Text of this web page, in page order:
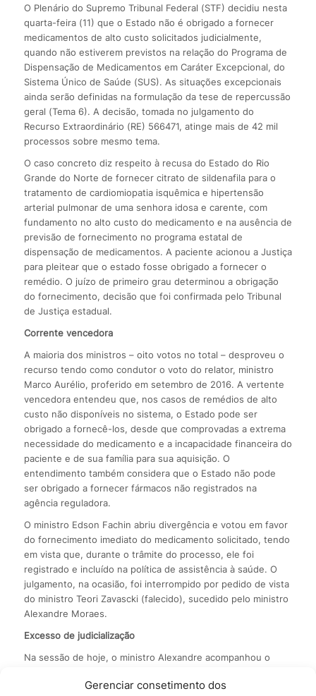
Gerenciar consetimento dos
O Plenário do Supremo Tribunal Federal (STF) decidiu nesta
quarta-feira (11) que o Estado não é obrigado a fornecer
medicamentos de alto custo solicitados judicialmente,
quando não estiverem previstos na relação do Programa de
Dispensação de Medicamentos em Caráter Excepcional, do
Sistema Único de Saúde (SUS). As situações excepcionais
ainda serão definidas na formulação da tese de repercussão
geral (Tema 6). A decisão, tomada no julgamento do
Recurso Extraordinário (RE) 566471, atinge mais de 42 mil
processos sobre mesmo tema.
O caso concreto diz respeito à recusa do Estado do Rio
Grande do Norte de fornecer citrato de sildenafila para o
tratamento de cardiomiopatia isquêmica e hipertensão
arterial pulmonar de uma senhora idosa e carente, com
fundamento no alto custo do medicamento e na ausência de
previsão de fornecimento no programa estatal de
dispensação de medicamentos. A paciente acionou a Justiça
para pleitear que o estado fosse obrigado a fornecer o
remédio. O juízo de primeiro grau determinou a obrigação
do fornecimento, decisão que foi confirmada pelo Tribunal
de Justiça estadual.
Corrente vencedora
A maioria dos ministros – oito votos no total – desproveu o
recurso tendo como condutor o voto do relator, ministro
Marco Aurélio, proferido em setembro de 2016. A vertente
vencedora entendeu que, nos casos de remédios de alto
custo não disponíveis no sistema, o Estado pode ser
obrigado a fornecê-los, desde que comprovadas a extrema
necessidade do medicamento e a incapacidade financeira do
paciente e de sua família para sua aquisição. O
entendimento também considera que o Estado não pode
ser obrigado a fornecer fármacos não registrados na
agência reguladora.
O ministro Edson Fachin abriu divergência e votou em favor
do fornecimento imediato do medicamento solicitado, tendo
em vista que, durante o trâmite do processo, ele foi
registrado e incluído na política de assistência à saúde. O
julgamento, na ocasião, foi interrompido por pedido de vista
do ministro Teori Zavascki (falecido), sucedido pelo ministro
Alexandre Moraes.
Excesso de judicialização
Na sessão de hoje, o ministro Alexandre acompanhou o
da saúde tem prejudicado políticas públicas, pois decisões